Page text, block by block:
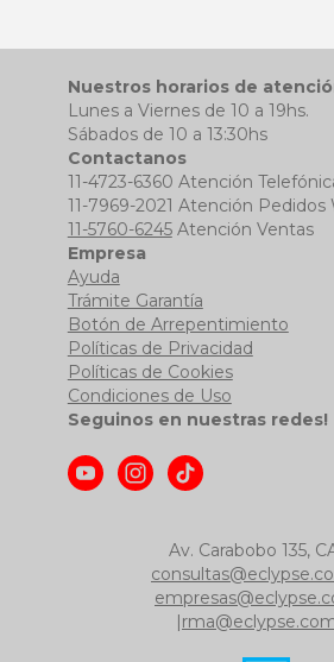
Nuestros horarios de
Lunes a Viernes de 10 a 19hs.
Sábados de 10 a 13:30hs
Contactanos
11-4723-6360 Atención
11-7969-2021 Atención Pedidos
11-5760-6245Atención Ventas
Empresa
Ayuda
Trámite Garantía
Botón de Arrepentimiento
Políticas de Privacidad
Políticas de Cookies
Condiciones de Uso
Seguinos en nuestras redes!
Av. Carabobo 135,
|